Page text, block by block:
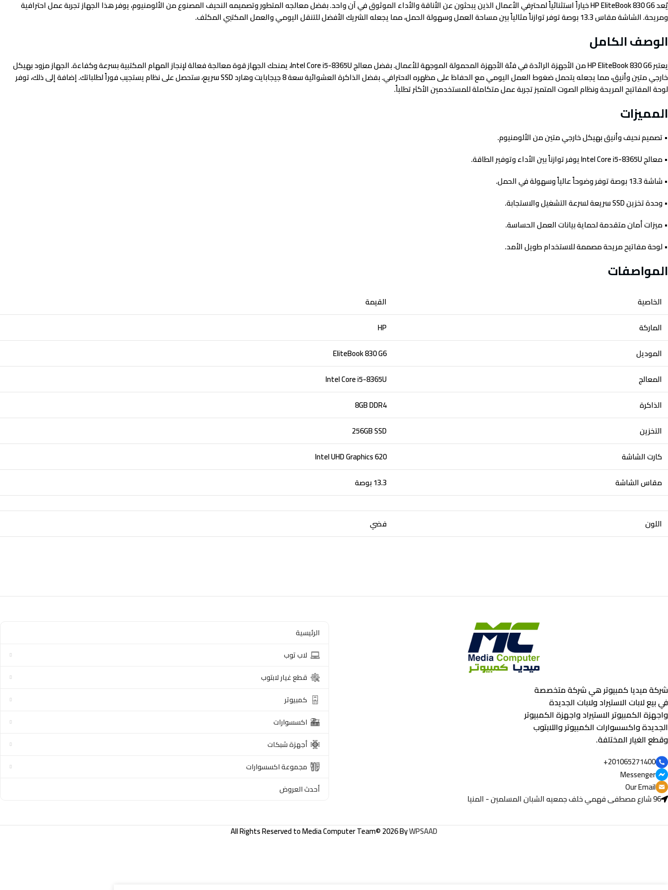
يُعد HP EliteBook 830 G6 خياراً استثنائياً لمحترفي الأعمال الذين يبحثون عن الأناقة والأداء الموثوق في آن واحد. بفضل معالجه المتطور وتصميمه النحيف المصنوع من الألومنيوم، يوفر هذا الجهاز تجربة عمل احترافية
ومريحة. الشاشة مقاس 13.3 بوصة توفر توازناً مثالياً بين مساحة العمل وسهولة الحمل، مما يجعله الشريك الأفضل للتنقل اليومي والعمل المكتبي المكثف.
الوصف الكامل
يعتبر HP EliteBook 830 G6 من الأجهزة الرائدة في فئة الأجهزة المحمولة الموجهة للأعمال. بفضل معالج Intel Core i5-8365U، يمنحك الجهاز قوة معالجة فعالة لإنجاز المهام المكتبية بسرعة وكفاءة. الجهاز مزود بهيكل
خارجي متين وأنيق، مما يجعله يتحمل ضغوط العمل اليومي مع الحفاظ على مظهره الاحترافي. بفضل الذاكرة العشوائية سعة 8 جيجابايت وهارد SSD سريع، ستحصل على نظام يستجيب فوراً لطلباتك. إضافة إلى ذلك، توفر
لوحة المفاتيح المريحة ونظام الصوت المتميز تجربة عمل متكاملة للمستخدمين الأكثر تطلباً.
المميزات
• تصميم نحيف وأنيق بهيكل خارجي متين من الألومنيوم.
• معالج Intel Core i5-8365U يوفر توازناً بين الأداء وتوفير الطاقة.
• شاشة 13.3 بوصة توفر وضوحاً عالياً وسهولة في الحمل.
• وحدة تخزين SSD سريعة لسرعة التشغيل والاستجابة.
• ميزات أمان متقدمة لحماية بيانات العمل الحساسة.
• لوحة مفاتيح مريحة مصممة للاستخدام طويل الأمد.
المواصفات
الخاصية
القيمة
الماركة
HP
الموديل
EliteBook 830 G6
المعالج
Intel Core i5-8365U
الذاكرة
8GB DDR4
التخزين
256GB SSD
كارت الشاشة
Intel UHD Graphics 620
مقاس الشاشة
13.3 بوصة
اللون فضي
شركة ميديا كمبيوتر هي شركة متخصصة
في بيع لابات الاستيراد ولابات الجديدة
واجهزة الكمبيوتر الاستيراد واجهزة الكمبيوتر
الجديدة واكسسوارات الكمبيوتر واللابتوب
وقطع الغيار المختلفة.
201065271400+
Messenger
Our Email
96 شارع مصطفى فهمي خلف جمعيه الشبان المسلمين - المنيا
الرئيسية
لاب توب
قطع غيار لابتوب
كمبيوتر
اكسسوارات
أجهزة شبكات
مجموعة اكسسوارات
أحدث العروض
All Rights Reserved toMedia Computer Team© 2026 ByWPSAAD